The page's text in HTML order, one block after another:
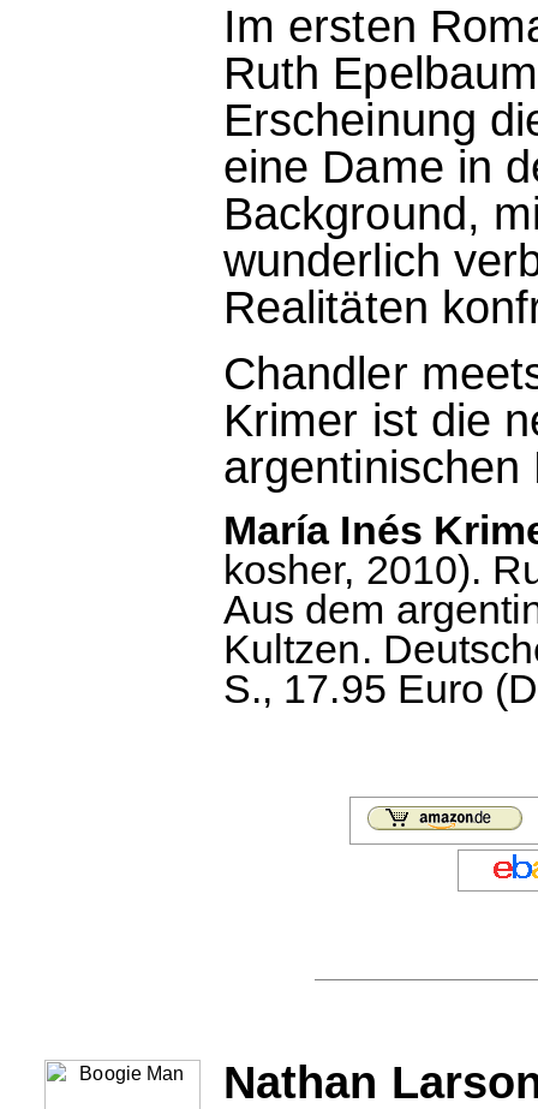
Im ersten
Ruth
Erscheinung
eine Dame in
Background,
wunderlich
Realitäten
Chandler
Krimer ist die
María Inés
kosher, 2010).
Aus dem
Kultzen.
S., 17.95 Euro
Nathan